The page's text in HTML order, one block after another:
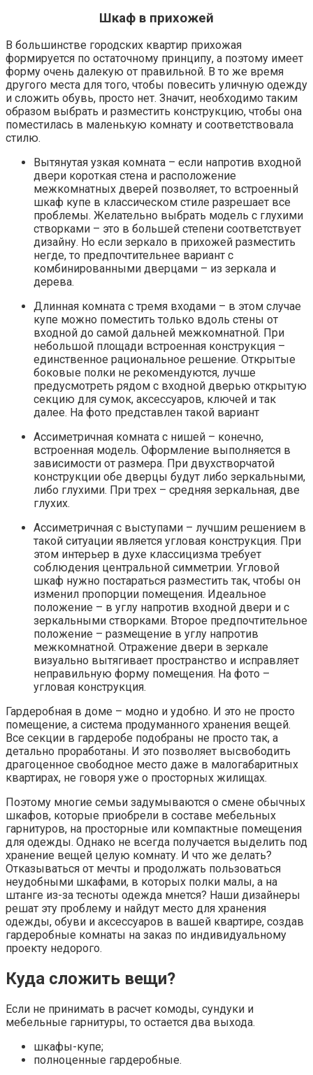
Шкаф в прихожей
В большинстве городских квартир прихожая
формируется по остаточному принципу, а поэтому имеет
форму очень далекую от правильной. В то же время
другого места для того, чтобы повесить уличную одежду
и сложить обувь, просто нет. Значит, необходимо таким
образом выбрать и разместить конструкцию, чтобы она
поместилась в маленькую комнату и соответствовала
стилю.
Вытянутая узкая комната – если напротив входной
двери короткая стена и расположение
межкомнатных дверей позволяет, то встроенный
шкаф купе в классическом стиле разрешает все
проблемы. Желательно выбрать модель с глухими
створками – это в большей степени соответствует
дизайну. Но если зеркало в прихожей разместить
негде, то предпочтительнее вариант с
комбинированными дверцами – из зеркала и
дерева.
Длинная комната с тремя входами – в этом случае
купе можно поместить только вдоль стены от
входной до самой дальней межкомнатной. При
небольшой площади встроенная конструкция –
единственное рациональное решение. Открытые
боковые полки не рекомендуются, лучше
предусмотреть рядом с входной дверью открытую
секцию для сумок, аксессуаров, ключей и так
далее. На фото представлен такой вариант
Ассиметричная комната с нишей – конечно,
встроенная модель. Оформление выполняется в
зависимости от размера. При двухстворчатой
конструкции обе дверцы будут либо зеркальными,
либо глухими. При трех – средняя зеркальная, две
глухих.
Ассиметричная с выступами – лучшим решением в
такой ситуации является угловая конструкция. При
этом интерьер в духе классицизма требует
соблюдения центральной симметрии. Угловой
шкаф нужно постараться разместить так, чтобы он
изменил пропорции помещения. Идеальное
положение – в углу напротив входной двери и с
зеркальными створками. Второе предпочтительное
положение – размещение в углу напротив
межкомнатной. Отражение двери в зеркале
визуально вытягивает пространство и исправляет
неправильную форму помещения. На фото –
угловая конструкция.
Гардеробная в доме – модно и удобно. И это не просто
помещение, а система продуманного хранения вещей.
Все секции в гардеробе подобраны не просто так, а
детально проработаны. И это позволяет высвободить
драгоценное свободное место даже в малогабаритных
квартирах, не говоря уже о просторных жилищах.
Поэтому многие семьи задумываются о смене обычных
шкафов, которые приобрели в составе мебельных
гарнитуров, на просторные или компактные помещения
для одежды. Однако не всегда получается выделить под
хранение вещей целую комнату. И что же делать?
Отказываться от мечты и продолжать пользоваться
неудобными шкафами, в которых полки малы, а на
штанге из-за тесноты одежда мнется? Наши дизайнеры
решат эту проблему и найдут место для хранения
одежды, обуви и аксессуаров в вашей квартире, создав
гардеробные комнаты на заказ по индивидуальному
проекту недорого.
Куда сложить вещи?
Если не принимать в расчет комоды, сундуки и
мебельные гарнитуры, то остается два выхода.
шкафы-купе;
полноценные гардеробные.